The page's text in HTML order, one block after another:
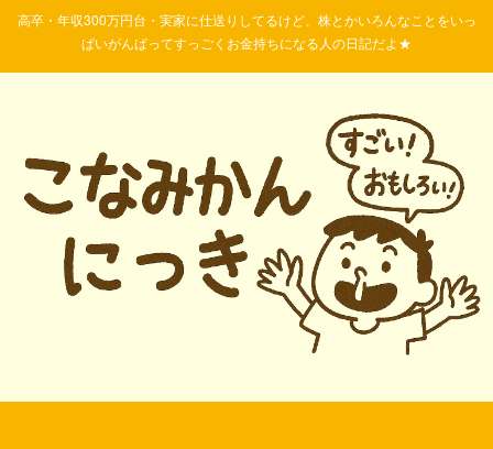
高卒・年収300万円台・実家に仕送りしてるけど、株とかいろんなことをいっ
ぱいがんばってすっごくお金持ちになる人の日記だよ★